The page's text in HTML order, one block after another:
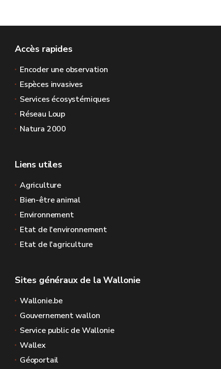
Accès rapides
Encoder une observation
Espèces invasives
Services écosystémiques
Réseau Loup
Natura 2000
Liens utiles
Agriculture
Bien-être animal
Environnement
Etat de l'environnement
Etat de l'agriculture
Sites généraux de la Wallonie
Wallonie.be
Gouvernement wallon
Service public de Wallonie
Wallex
Géoportail